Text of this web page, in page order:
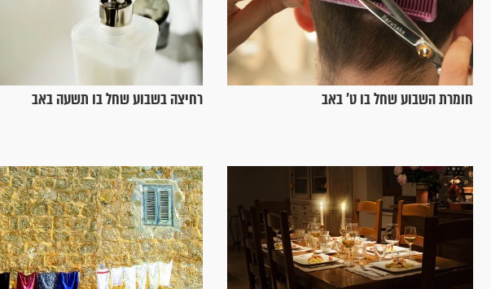
חומרת השבוע שחל בו ט’ באב רחיצה בשבוע שחל בו תשעה באב